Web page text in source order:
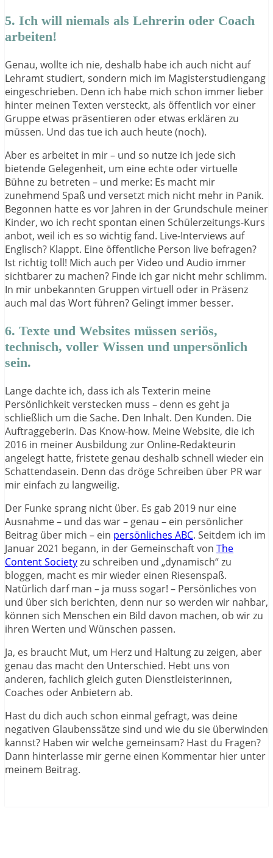
5. Ich will niemals als Lehrerin oder Coach
arbeiten!
Genau, wollte ich nie, deshalb habe ich auch nicht auf
Lehramt studiert, sondern mich im Magisterstudiengang
eingeschrieben. Denn ich habe mich schon immer lieber
hinter meinen Texten versteckt, als öffentlich vor einer
Gruppe etwas präsentieren oder etwas erklären zu
müssen. Und das tue ich auch heute (noch).
Aber es arbeitet in mir – und so nutze ich jede sich
bietende Gelegenheit, um eine echte oder virtuelle
Bühne zu betreten – und merke: Es macht mir
zunehmend Spaß und versetzt mich nicht mehr in Panik.
Begonnen hatte es vor Jahren in der Grundschule meiner
Kinder, wo ich recht spontan einen Schülerzeitungs-Kurs
anbot, weil ich es so wichtig fand. Live-Interviews auf
Englisch? Klappt. Eine öffentliche Person live befragen?
Ist richtig toll! Mich auch per Video und Audio immer
sichtbarer zu machen? Finde ich gar nicht mehr schlimm.
In mir unbekannten Gruppen virtuell oder in Präsenz
auch mal das Wort führen? Gelingt immer besser.
6. Texte und Websites müssen seriös,
technisch, voller Wissen und unpersönlich
sein.
Lange dachte ich, dass ich als Texterin meine
Persönlichkeit verstecken muss – denn es geht ja
schließlich um die Sache. Den Inhalt. Den Kunden. Die
Auftraggeberin. Das Know-how. Meine Website, die ich
2016 in meiner Ausbildung zur Online-Redakteurin
angelegt hatte, fristete genau deshalb schnell wieder ein
Schattendasein. Denn das dröge Schreiben über PR war
mir einfach zu langweilig.
Der Funke sprang nicht über. Es gab 2019 nur eine
Ausnahme – und das war – genau – ein persönlicher
Beitrag über mich – ein persönliches ABC. Seitdem ich im
Januar 2021 begann, in der Gemeinschaft von The
Content Societyzu schreiben und „dynamisch“ zu
bloggen, macht es mir wieder einen Riesenspaß.
Natürlich darf man – ja muss sogar! – Persönliches von
und über sich berichten, denn nur so werden wir nahbar,
können sich Menschen ein Bild davon machen, ob wir zu
ihren Werten und Wünschen passen.
Ja, es braucht Mut, um Herz und Haltung zu zeigen, aber
genau das macht den Unterschied. Hebt uns von
anderen, fachlich gleich guten Dienstleisterinnen,
Coaches oder Anbietern ab.
Hast du dich auch schon einmal gefragt, was deine
negativen Glaubenssätze sind und wie du sie überwinden
kannst? Haben wir welche gemeinsam? Hast du Fragen?
Dann hinterlasse mir gerne einen Kommentar hier unter
meinem Beitrag.